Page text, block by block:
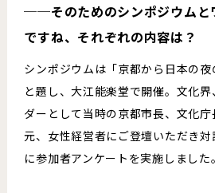
──そのためのシンポジウムと
ですね、それぞれの内容は？
シンポジウムは「京都から日本の夜
と題し、大江能楽堂で開催。文化
ダーとして当時の京都市長、文化
元、女性経営者にご登壇いただき
に参加者アンケートを実施しました。